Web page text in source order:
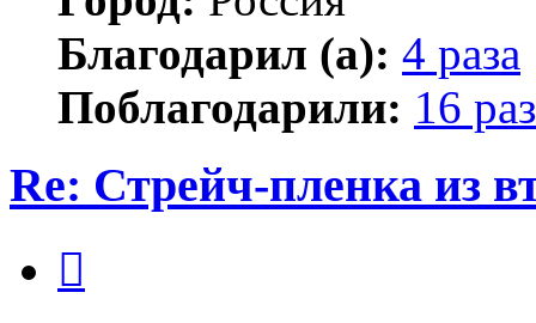
Благодарил (а): 4 раза
Поблагодарили: 16 раз
Re: Стрейч-пленка из